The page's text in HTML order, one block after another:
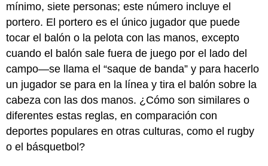
mínimo, siete personas; este número incluye el
portero. El portero es el único jugador que puede
tocar el balón o la pelota con las manos, excepto
cuando el balón sale fuera de juego por el lado del
campo—se llama el “saque de banda” y para hacerlo
un jugador se para en la línea y tira el balón sobre la
cabeza con las dos manos. ¿Cómo son similares o
diferentes estas reglas, en comparación con
deportes populares en otras culturas, como el rugby
o el básquetbol?